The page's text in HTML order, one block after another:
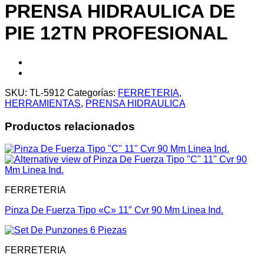
PRENSA HIDRAULICA DE
PIE 12TN PROFESIONAL
SKU: TL-5912 Categorías: FERRETERIA,
HERRAMIENTAS, PRENSA HIDRAULICA
Productos relacionados
FERRETERIA
Pinza De Fuerza Tipo «C» 11″ Cvr 90 Mm Linea Ind.
FERRETERIA